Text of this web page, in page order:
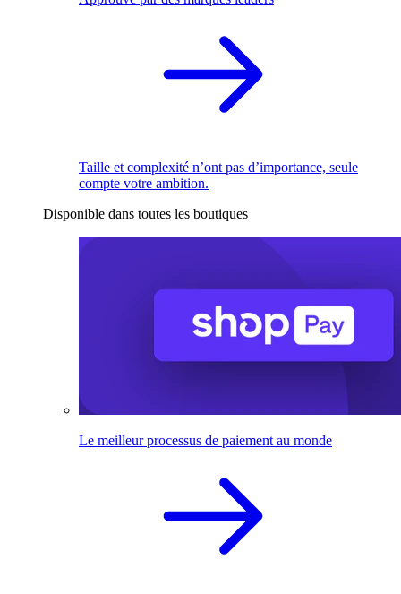
Taille et complexité n’ont pas d’importance, seule
compte votre ambition.
Disponible dans toutes les boutiques
Le meilleur processus de paiement au monde